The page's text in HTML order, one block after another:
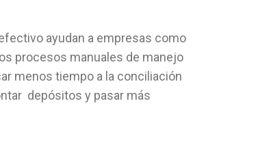
ayudan a empresas como
procesos manuales de manejo
menos tiempo a la conciliación
depósitos y pasar más